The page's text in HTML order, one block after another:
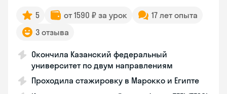
5 от 1590 ₽ за урок
17 лет опыта
3 отзыва
Окончила Казанский федеральный
университет по двум направлениям
Проходила стажировку в Марокко и Египте